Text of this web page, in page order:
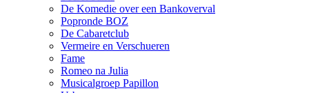
De Komedie over een Bankoverval
Popronde BOZ
De Cabaretclub
Vermeire en Verschueren
Fame
Romeo na Julia
Musicalgroep Papillon